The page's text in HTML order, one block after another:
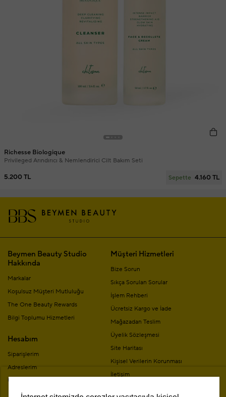
Richesse Biologique
Privileged Arındırıcı & Nemlendirici Cilt Bakım Seti
5.200 TL Sepette 4.160 TL
Beymen Beauty Studio
Hakkında
Markalar
Koşulsuz Müşteri Mutluluğu
The One Beauty Rewards
Bilgi Toplumu Hizmetleri
Hesabım
Siparişlerim
Adreslerim
Üyelik Bilgilerim
Müşteri Hizmetleri
Bize Sorun
Sıkça Sorulan Sorular
İşlem Rehberi
Ücretsiz Kargo ve İade
Mağazadan Teslim
Üyelik Sözleşmesi
Site Haritası
Kişisel Verilerin Korunması
İletişim